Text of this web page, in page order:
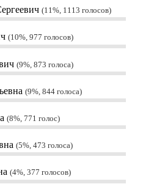
11%, 1113 голосов
10%, 977 голосов
9%, 873 голоса
9%, 844 голоса
8%, 771 голос
5%, 473 голоса
4%, 377 голосов